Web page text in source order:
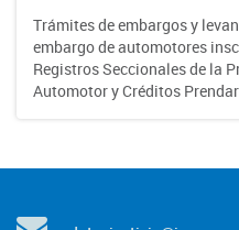
Trámites de embargos y
embargo de automotores
Registros Seccionales de la
Automotor y Créditos